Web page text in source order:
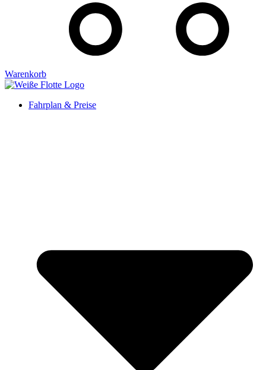
Warenkorb
Fahrplan & Preise